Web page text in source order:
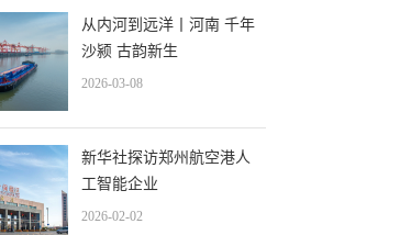
从内河到远洋丨河南 千年
沙颍 古韵新生
2026-03-08
新华社探访郑州航空港人
工智能企业
2026-02-02